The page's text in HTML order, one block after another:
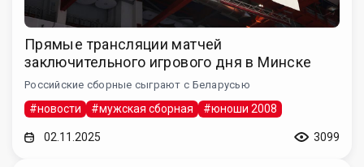
Прямые трансляции матчей
заключительного игрового дня в Минске
Российские сборные сыграют с Беларусью
#новости #мужская сборная #юноши 2008
02.11.2025 3099